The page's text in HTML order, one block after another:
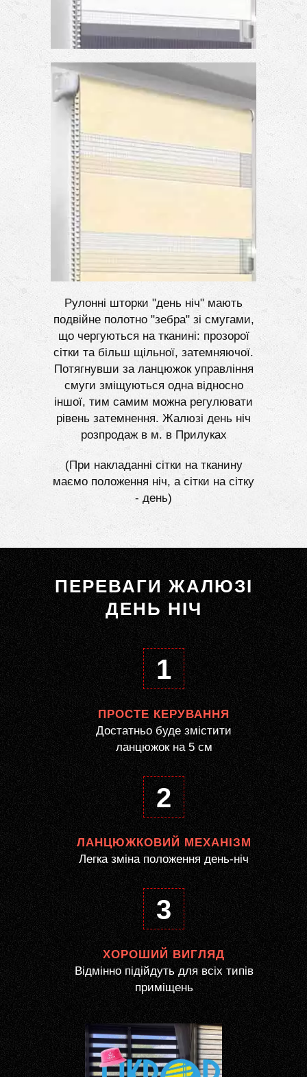
Рулонні шторки "день ніч" мають
подвійне полотно "зебра" зі смугами,
що чергуються на тканині: прозорої
сітки та більш щільної, затемняючої.
Потягнувши за ланцюжок управління
смуги зміщуються одна відносно
іншої, тим самим можна регулювати
рівень затемнення. Жалюзі день ніч
розпродаж в м. в Прилуках
(При накладанні сітки на тканину
маємо положення ніч, а сітки на сітку
- день)
ПЕРЕВАГИ ЖАЛЮЗІ
ДЕНЬ НІЧ
1
ПРОСТЕ КЕРУВАННЯ
Достатньо буде змістити
ланцюжок на 5 см
2
ЛАНЦЮЖКОВИЙ МЕХАНІЗМ
Легка зміна положення день-ніч
3
ХОРОШИЙ ВИГЛЯД
Відмінно підійдуть для всіх типів
приміщень